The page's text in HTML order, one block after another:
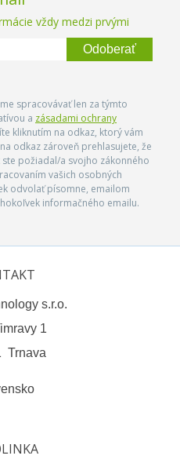
vždy medzi prvými
Odoberať
spracovávať len za týmto
a zásadami ochrany
kliknutím na odkaz, ktorý vám
odkaz zároveň prehlasujete, že
požiadal/a svojho zákonného
vašich osobných
odvolať písomne, emailom
informačného emailu.
s.r.o.
1
Trnava